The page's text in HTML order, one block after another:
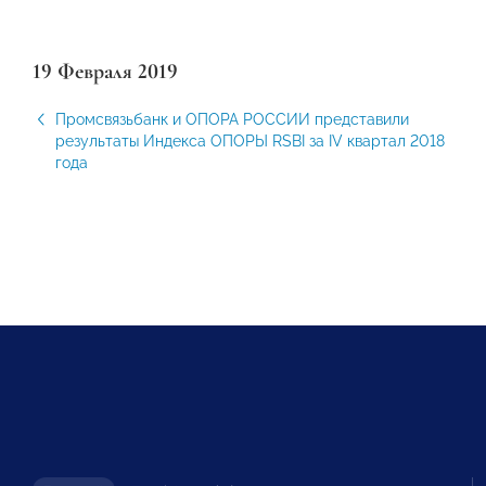
19 Февраля 2019
Промсвязьбанк и ОПОРА РОССИИ представили
результаты Индекса ОПОРЫ RSBI за IV квартал 2018
года